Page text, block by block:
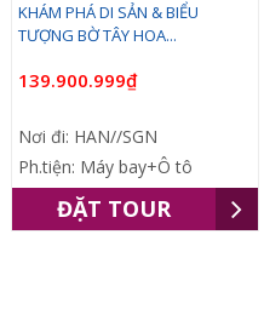
KHÁM PHÁ DI SẢN & BIỂU
TƯỢNG BỜ TÂY HOA...
139.900.999₫
Nơi đi: HAN//SGN
Ph.tiện: Máy bay+Ô tô
ĐẶT TOUR